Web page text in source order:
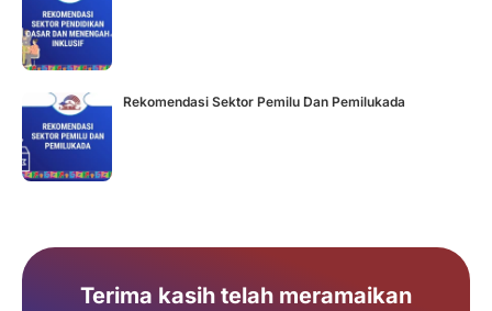
Rekomendasi Sektor Pemilu Dan Pemilukada
Terima kasih telah meramaikan